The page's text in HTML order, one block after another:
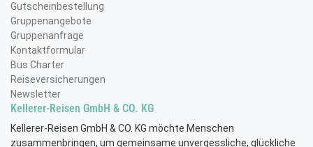
Gutscheinbestellung
Gruppenangebote
Gruppenanfrage
Kontaktformular
Bus Charter
Reiseversicherungen
Newsletter
Kellerer-Reisen GmbH & CO. KG
Kellerer-Reisen GmbH & CO. KG möchte Menschen
zusammenbringen, um gemeinsame unvergessliche, glückliche